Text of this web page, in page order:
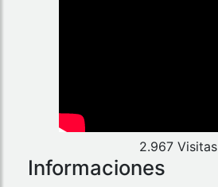
2.967 Visitas
Informaciones